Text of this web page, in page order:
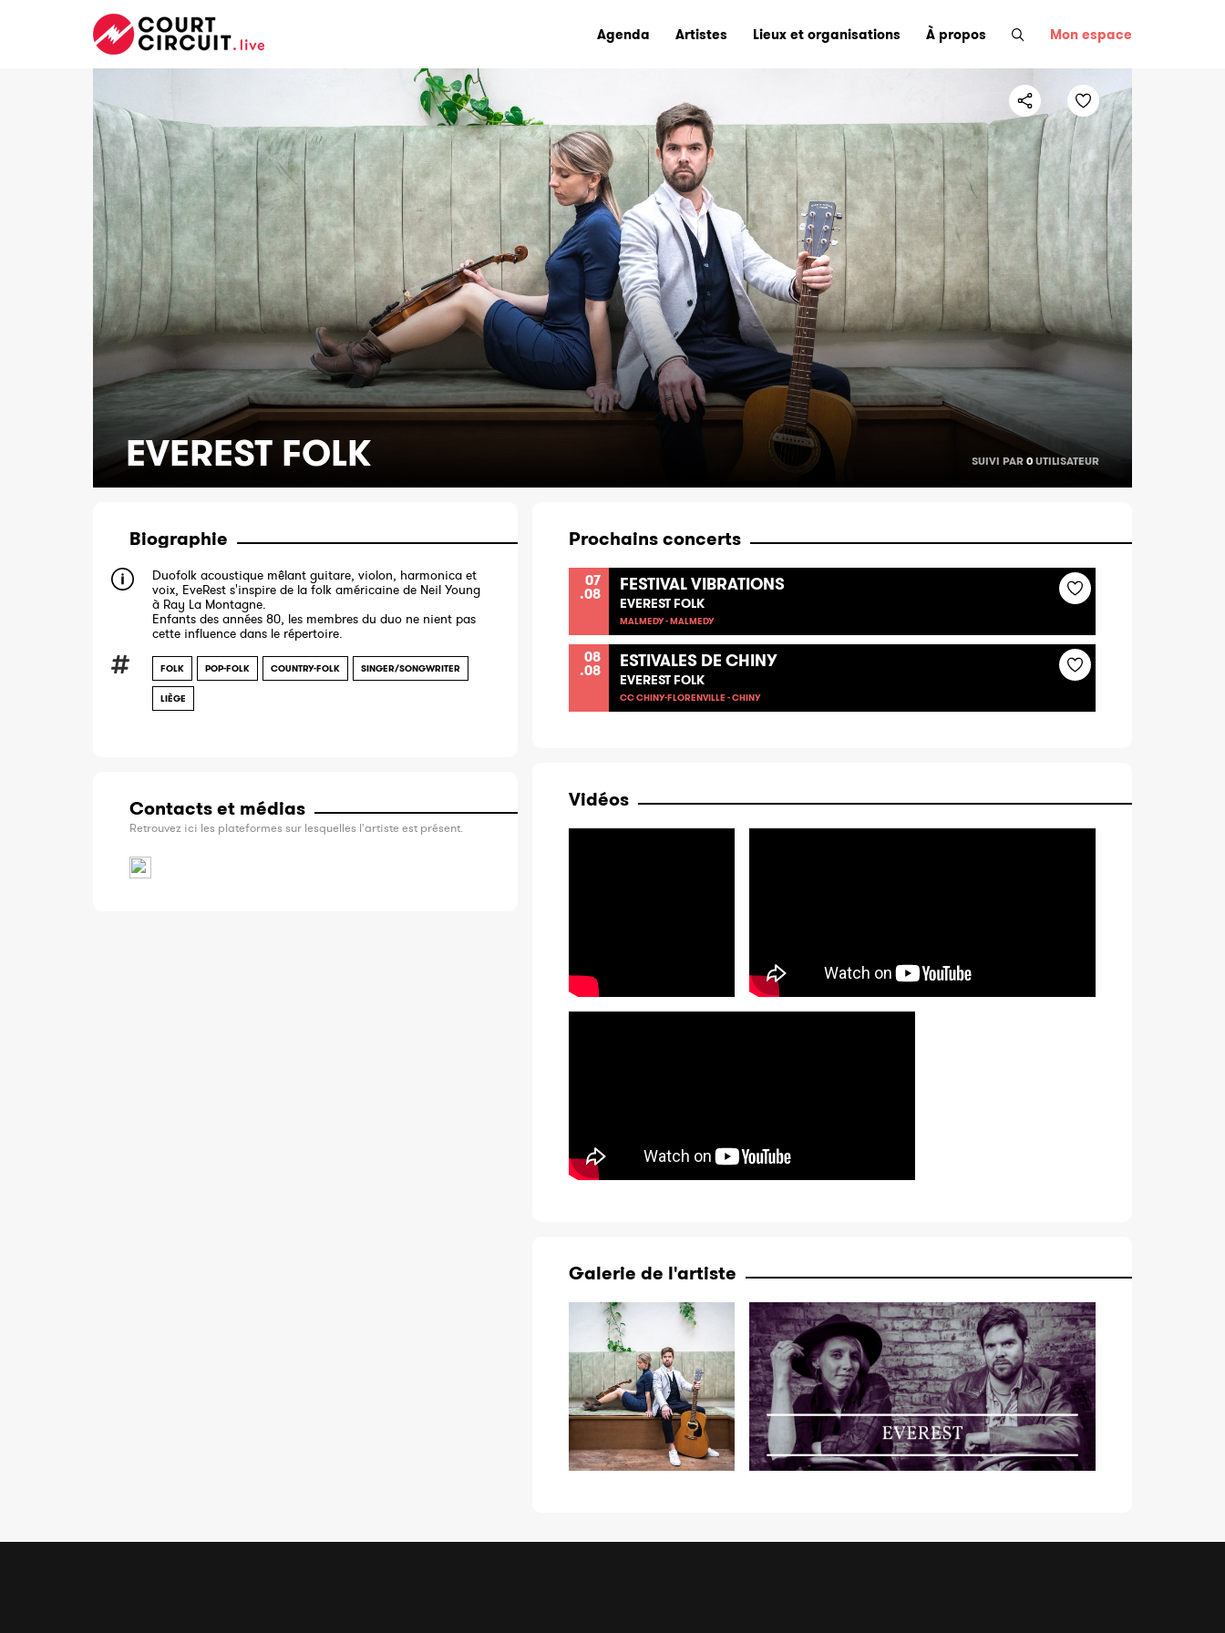
Agenda Artistes Lieux et organisations À propos Mon espace
EVEREST FOLK SUIVI PAR 0 UTILISATEUR
Biographie
Duofolk acoustique mêlant guitare, violon, harmonica et
voix, EveRest s'inspire de la folk américaine de Neil Young
à Ray La Montagne.
Enfants des années 80, les membres du duo ne nient pas
cette influence dans le répertoire.
FOLK POP-FOLK COUNTRY-FOLK SINGER/SONGWRITER
LIÈGE
Contacts et médias
Retrouvez ici les plateformes sur lesquelles l'artiste est présent.
Prochains concerts
07
.08 FESTIVAL VIBRATIONS
EVEREST FOLK
MALMEDY - MALMEDY
08
.08 ESTIVALES DE CHINY
EVEREST FOLK
CC CHINY-FLORENVILLE - CHINY
Vidéos
Galerie de l'artiste